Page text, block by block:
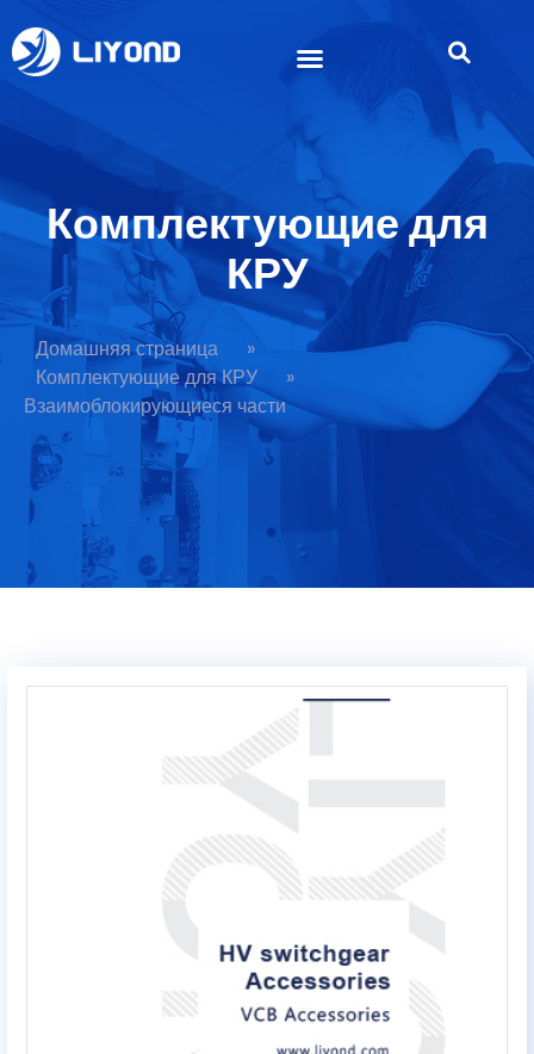
Комплектующие для
КРУ
Домашняя страница
»
Комплектующие для КРУ
»
Взаимоблокирующиеся части